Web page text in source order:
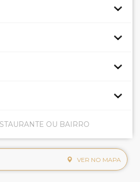
VER NO MAPA